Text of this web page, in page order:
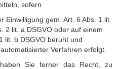
sofern
Einwilligung gem. Art. 6 Abs. 1 lit.
2 lit. a DSGVO oder auf einem
lit. b DSGVO beruht und
Verfahren erfolgt.
Sie ferner das Recht, zu